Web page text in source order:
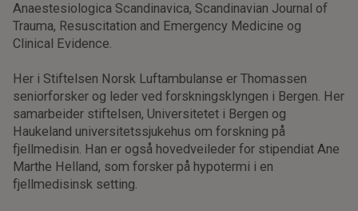
Anaestesiologica Scandinavica, Scandinavian Journal of
Trauma, Resuscitation and Emergency Medicine og
Clinical Evidence.
Her i Stiftelsen Norsk Luftambulanse er Thomassen
seniorforsker og leder ved forskningsklyngen i Bergen. Her
samarbeider stiftelsen, Universitetet i Bergen og
Haukeland universitetssjukehus om forskning på
fjellmedisin. Han er også hovedveileder for stipendiat Ane
Marthe Helland, som forsker på hypotermi i en
fjellmedisinsk setting.